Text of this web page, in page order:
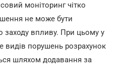
моніторинг чітко
не може бути
заходу впливу. При цьому у
видів порушень розрахунок
шляхом додавання за